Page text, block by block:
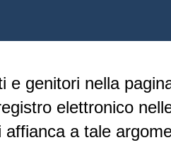
genitori nella
elettronico
a tale